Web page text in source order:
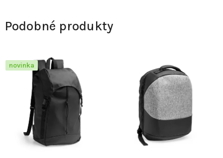
Podobné produkty
novinka